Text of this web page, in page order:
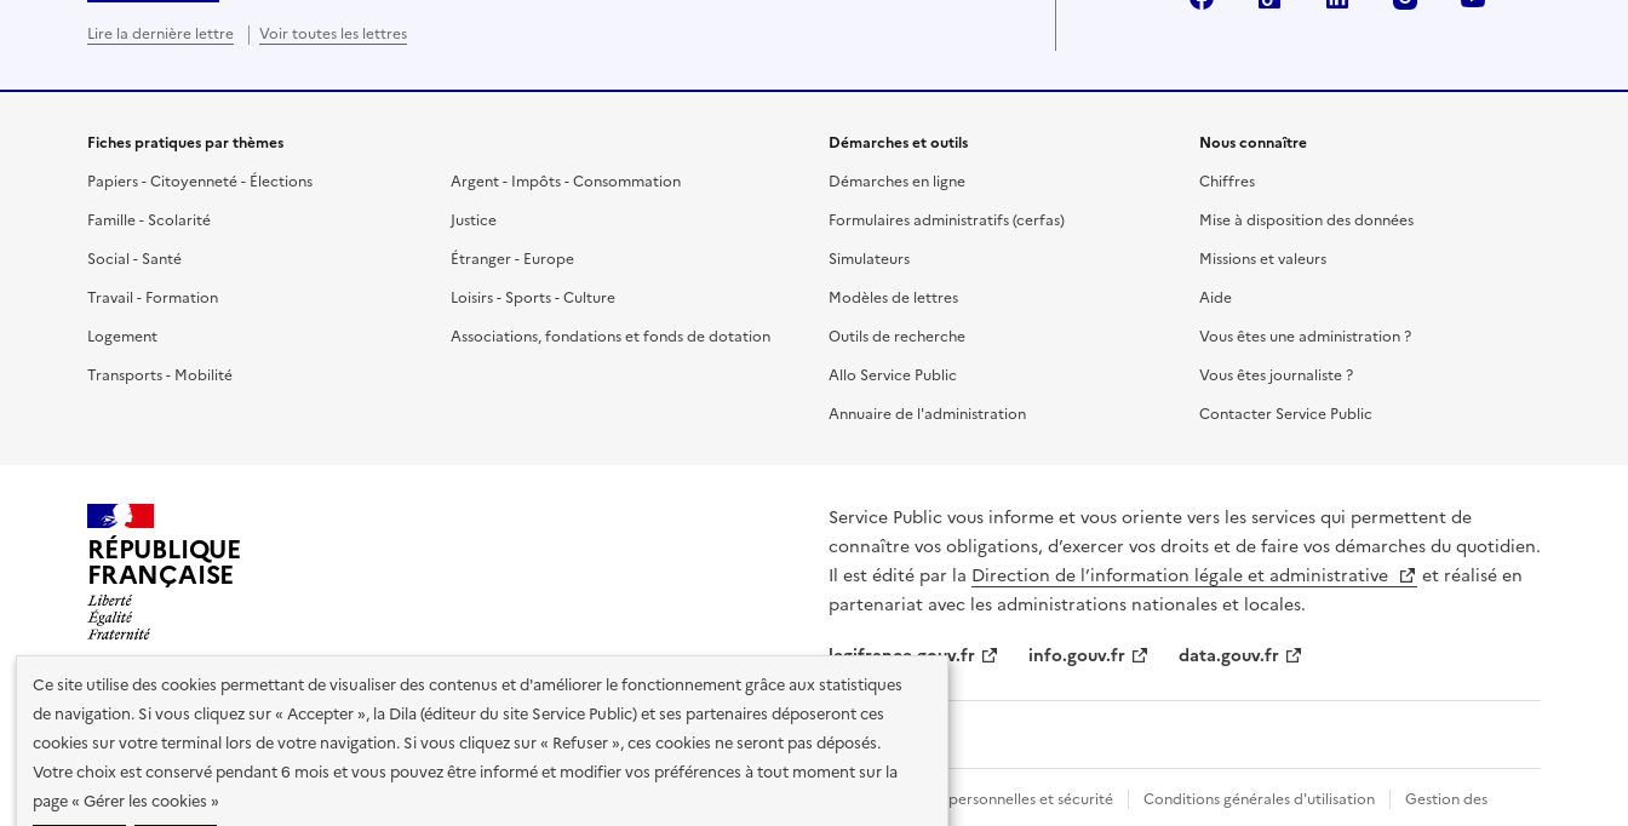
Ce site utilise des cookies permettant de visualiser des contenus et d'améliorer le fonctionnement grâce aux statistiques
de navigation. Si vous cliquez sur « Accepter », la Dila (éditeur du site Service Public) et ses partenaires déposeront ces
cookies sur votre terminal lors de votre navigation. Si vous cliquez sur « Refuser », ces cookies ne seront pas déposés.
Votre choix est conservé pendant 6 mois et vous pouvez être informé et modifier vos préférences à tout moment sur la
page « Gérer les cookies »
Lire la dernière lettre Voir toutes les lettres
Fiches pratiques par thèmes
Papiers - Citoyenneté - Élections
Famille - Scolarité
Social - Santé
Travail - Formation
Logement
Transports - Mobilité
Argent - Impôts - Consommation
Justice
Étranger - Europe
Loisirs - Sports - Culture
Associations, fondations et fonds de dotation
Démarches et outils
Démarches en ligne
Formulaires administratifs (cerfas)
Simulateurs
Modèles de lettres
Outils de recherche
Allo Service Public
Annuaire de l'administration
Nous connaître
Chiffres
Mise à disposition des données
Missions et valeurs
Aide
Vous êtes une administration ?
Vous êtes journaliste ?
Contacter Service Public
RÉPUBLIQUE
FRANÇAISE
Service Public vous informe et vous oriente vers les services qui permettent de
connaître vos obligations, d’exercer vos droits et de faire vos démarches du quotidien.
Il est édité par la Direction de l’information légale et administrative
et réalisé en
partenariat avec les administrations nationales et locales.
legifrance.gouv.fr
info.gouv.fr data.gouv.fr
Nos partenaires
Plan du site Accessibilité : totalement conforme Données personnelles et sécurité Conditions générales d'utilisation Gestion des